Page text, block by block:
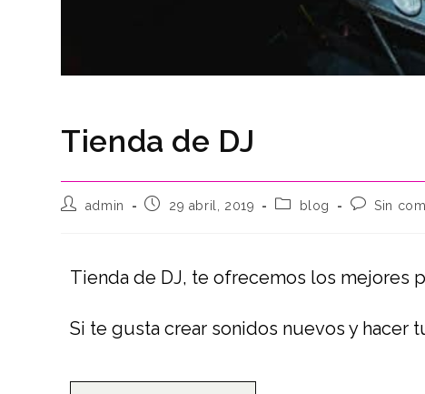
Tienda de DJ
admin 29 abril, 2019 blog Sin
Tienda de DJ, te ofrecemos los mejores
Si te gusta crear sonidos nuevos y hacer